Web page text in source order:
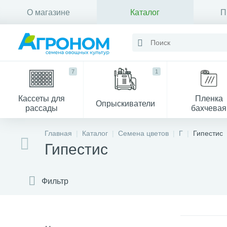
О магазине Каталог
Контакты
Кассеты для
рассады
7
Опрыскиватели
1
Пленка
бахчевая
Главная Каталог Семена цветов Г Гипестис
Гипестис
Фильтр